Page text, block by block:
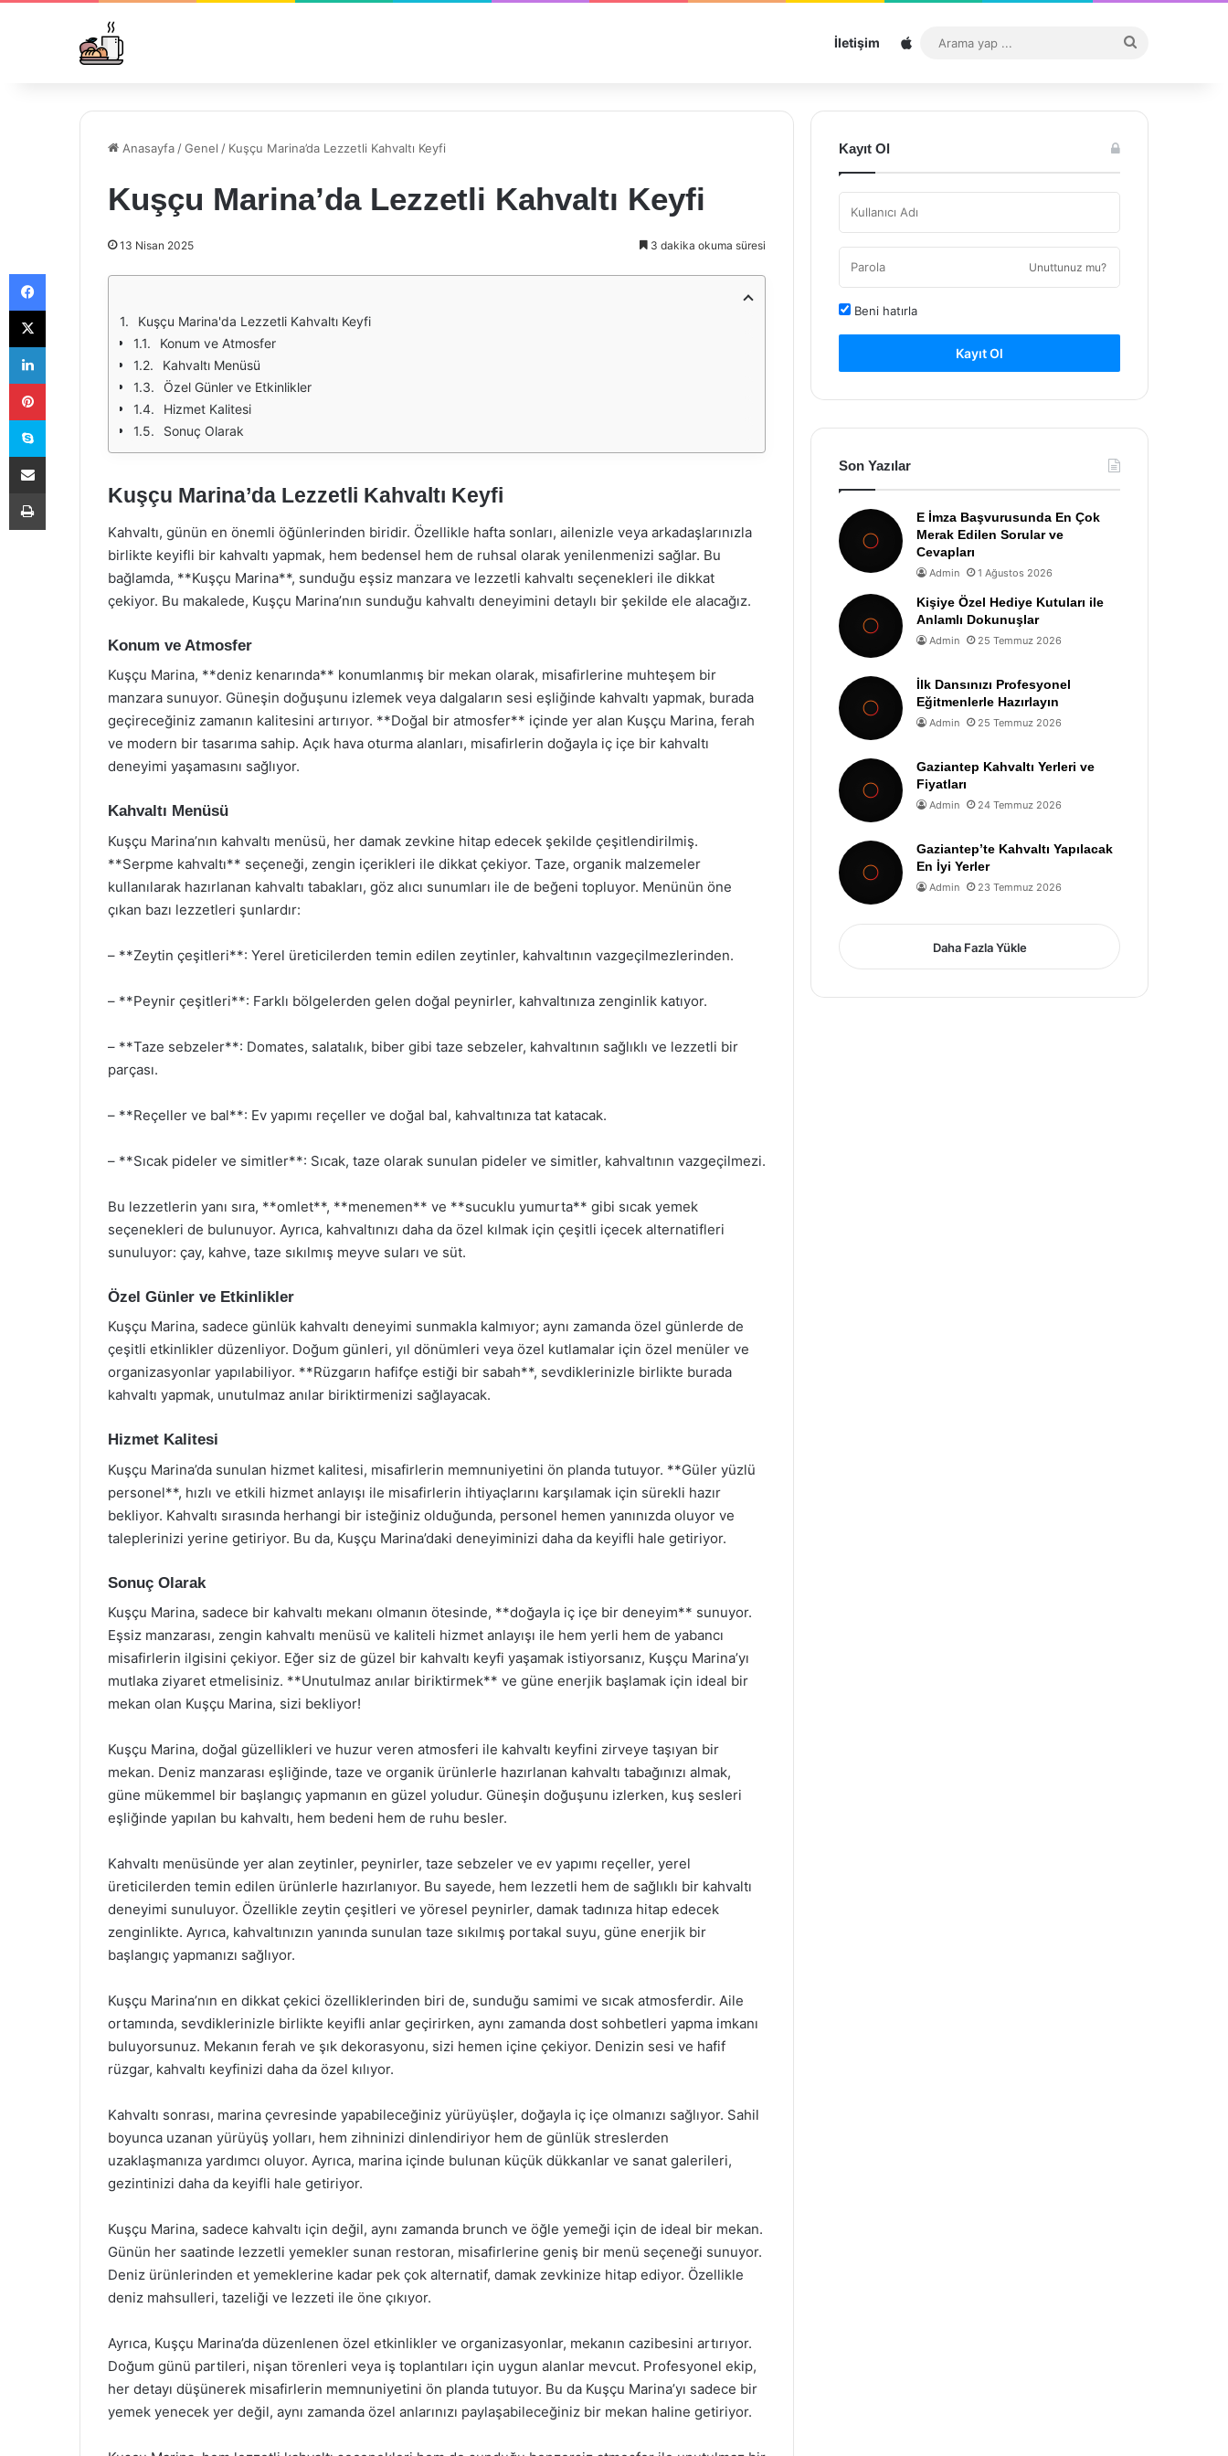
İletişim Sitemap
...
Anasayfa /Genel / Kuşçu Marina’da Lezzetli Kahvaltı Keyfi
Kuşçu Marina’da Lezzetli Kahvaltı Keyfi
13 Nisan 2025 3 dakika okuma süresi
Kuşçu Marina'da Lezzetli Kahvaltı Keyfi
Konum ve Atmosfer
Kahvaltı Menüsü
Özel Günler ve Etkinlikler
Hizmet Kalitesi
Sonuç Olarak
Kuşçu Marina’da Lezzetli Kahvaltı Keyfi
Kahvaltı, günün en önemli öğünlerinden biridir. Özellikle hafta sonları, ailenizle veya arkadaşlarınızla
birlikte keyifli bir kahvaltı yapmak, hem bedensel hem de ruhsal olarak yenilenmenizi sağlar. Bu
bağlamda, **Kuşçu Marina**, sunduğu eşsiz manzara ve lezzetli kahvaltı seçenekleri ile dikkat
çekiyor. Bu makalede, Kuşçu Marina’nın sunduğu kahvaltı deneyimini detaylı bir şekilde ele alacağız.
Konum ve Atmosfer
Kuşçu Marina, **deniz kenarında** konumlanmış bir mekan olarak, misafirlerine muhteşem bir
manzara sunuyor. Güneşin doğuşunu izlemek veya dalgaların sesi eşliğinde kahvaltı yapmak, burada
geçireceğiniz zamanın kalitesini artırıyor. **Doğal bir atmosfer** içinde yer alan Kuşçu Marina, ferah
ve modern bir tasarıma sahip. Açık hava oturma alanları, misafirlerin doğayla iç içe bir kahvaltı
deneyimi yaşamasını sağlıyor.
Kahvaltı Menüsü
Kuşçu Marina’nın kahvaltı menüsü, her damak zevkine hitap edecek şekilde çeşitlendirilmiş.
**Serpme kahvaltı** seçeneği, zengin içerikleri ile dikkat çekiyor. Taze, organik malzemeler
kullanılarak hazırlanan kahvaltı tabakları, göz alıcı sunumları ile de beğeni topluyor. Menünün öne
çıkan bazı lezzetleri şunlardır:
– **Zeytin çeşitleri**: Yerel üreticilerden temin edilen zeytinler, kahvaltının vazgeçilmezlerinden.
– **Peynir çeşitleri**: Farklı bölgelerden gelen doğal peynirler, kahvaltınıza zenginlik katıyor.
– **Taze sebzeler**: Domates, salatalık, biber gibi taze sebzeler, kahvaltının sağlıklı ve lezzetli bir
parçası.
– **Reçeller ve bal**: Ev yapımı reçeller ve doğal bal, kahvaltınıza tat katacak.
– **Sıcak pideler ve simitler**: Sıcak, taze olarak sunulan pideler ve simitler, kahvaltının vazgeçilmezi.
Bu lezzetlerin yanı sıra, **omlet**, **menemen** ve **sucuklu yumurta** gibi sıcak yemek
seçenekleri de bulunuyor. Ayrıca, kahvaltınızı daha da özel kılmak için çeşitli içecek alternatifleri
sunuluyor: çay, kahve, taze sıkılmış meyve suları ve süt.
Özel Günler ve Etkinlikler
Kuşçu Marina, sadece günlük kahvaltı deneyimi sunmakla kalmıyor; aynı zamanda özel günlerde de
çeşitli etkinlikler düzenliyor. Doğum günleri, yıl dönümleri veya özel kutlamalar için özel menüler ve
organizasyonlar yapılabiliyor. **Rüzgarın hafifçe estiği bir sabah**, sevdiklerinizle birlikte burada
kahvaltı yapmak, unutulmaz anılar biriktirmenizi sağlayacak.
Hizmet Kalitesi
Kuşçu Marina’da sunulan hizmet kalitesi, misafirlerin memnuniyetini ön planda tutuyor. **Güler yüzlü
personel**, hızlı ve etkili hizmet anlayışı ile misafirlerin ihtiyaçlarını karşılamak için sürekli hazır
bekliyor. Kahvaltı sırasında herhangi bir isteğiniz olduğunda, personel hemen yanınızda oluyor ve
taleplerinizi yerine getiriyor. Bu da, Kuşçu Marina’daki deneyiminizi daha da keyifli hale getiriyor.
Sonuç Olarak
Kuşçu Marina, sadece bir kahvaltı mekanı olmanın ötesinde, **doğayla iç içe bir deneyim** sunuyor.
Eşsiz manzarası, zengin kahvaltı menüsü ve kaliteli hizmet anlayışı ile hem yerli hem de yabancı
misafirlerin ilgisini çekiyor. Eğer siz de güzel bir kahvaltı keyfi yaşamak istiyorsanız, Kuşçu Marina’yı
mutlaka ziyaret etmelisiniz. **Unutulmaz anılar biriktirmek** ve güne enerjik başlamak için ideal bir
mekan olan Kuşçu Marina, sizi bekliyor!
Kuşçu Marina, doğal güzellikleri ve huzur veren atmosferi ile kahvaltı keyfini zirveye taşıyan bir
mekan. Deniz manzarası eşliğinde, taze ve organik ürünlerle hazırlanan kahvaltı tabağınızı almak,
güne mükemmel bir başlangıç yapmanın en güzel yoludur. Güneşin doğuşunu izlerken, kuş sesleri
eşliğinde yapılan bu kahvaltı, hem bedeni hem de ruhu besler.
Kahvaltı menüsünde yer alan zeytinler, peynirler, taze sebzeler ve ev yapımı reçeller, yerel
üreticilerden temin edilen ürünlerle hazırlanıyor. Bu sayede, hem lezzetli hem de sağlıklı bir kahvaltı
deneyimi sunuluyor. Özellikle zeytin çeşitleri ve yöresel peynirler, damak tadınıza hitap edecek
zenginlikte. Ayrıca, kahvaltınızın yanında sunulan taze sıkılmış portakal suyu, güne enerjik bir
başlangıç yapmanızı sağlıyor.
Kuşçu Marina’nın en dikkat çekici özelliklerinden biri de, sunduğu samimi ve sıcak atmosferdir. Aile
ortamında, sevdiklerinizle birlikte keyifli anlar geçirirken, aynı zamanda dost sohbetleri yapma imkanı
buluyorsunuz. Mekanın ferah ve şık dekorasyonu, sizi hemen içine çekiyor. Denizin sesi ve hafif
rüzgar, kahvaltı keyfinizi daha da özel kılıyor.
Kahvaltı sonrası, marina çevresinde yapabileceğiniz yürüyüşler, doğayla iç içe olmanızı sağlıyor. Sahil
boyunca uzanan yürüyüş yolları, hem zihninizi dinlendiriyor hem de günlük streslerden
uzaklaşmanıza yardımcı oluyor. Ayrıca, marina içinde bulunan küçük dükkanlar ve sanat galerileri,
gezintinizi daha da keyifli hale getiriyor.
Kuşçu Marina, sadece kahvaltı için değil, aynı zamanda brunch ve öğle yemeği için de ideal bir mekan.
Günün her saatinde lezzetli yemekler sunan restoran, misafirlerine geniş bir menü seçeneği sunuyor.
Deniz ürünlerinden et yemeklerine kadar pek çok alternatif, damak zevkinize hitap ediyor. Özellikle
deniz mahsulleri, tazeliği ve lezzeti ile öne çıkıyor.
Ayrıca, Kuşçu Marina’da düzenlenen özel etkinlikler ve organizasyonlar, mekanın cazibesini artırıyor.
Doğum günü partileri, nişan törenleri veya iş toplantıları için uygun alanlar mevcut. Profesyonel ekip,
her detayı düşünerek misafirlerin memnuniyetini ön planda tutuyor. Bu da Kuşçu Marina’yı sadece bir
yemek yenecek yer değil, aynı zamanda özel anlarınızı paylaşabileceğiniz bir mekan haline getiriyor.
Kayıt Ol
Unuttunuz mu?
Beni hatırla
Kayıt Ol
Son Yazılar
E İmza Başvurusunda En Çok
Merak Edilen Sorular ve
Cevapları
Admin 1 Ağustos 2026
Kişiye Özel Hediye Kutuları ile
Anlamlı Dokunuşlar
Admin 25 Temmuz 2026
İlk Dansınızı Profesyonel
Eğitmenlerle Hazırlayın
Admin 25 Temmuz 2026
Gaziantep Kahvaltı Yerleri ve
Fiyatları
Admin 24 Temmuz 2026
Gaziantep’te Kahvaltı Yapılacak
En İyi Yerler
Admin 23 Temmuz 2026
Daha Fazla Yükle
Facebook
X
LinkedIn
Pinterest
Skype
E-Posta ile paylaş